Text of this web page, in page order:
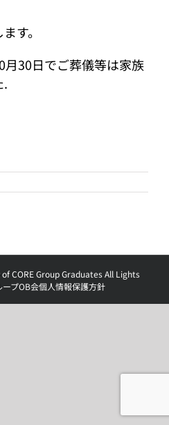
す。
月30日でご葬儀等は家族
.
CORE Group Graduates All Lights
ープOB会個人情報保護方針